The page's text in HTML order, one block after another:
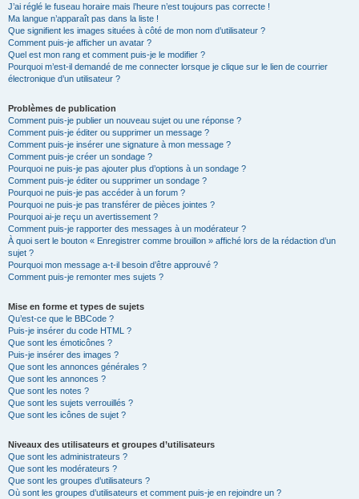
J’ai réglé le fuseau horaire mais l’heure n’est toujours pas correcte !
Ma langue n’apparaît pas dans la liste !
Que signifient les images situées à côté de mon nom d’utilisateur ?
Comment puis-je afficher un avatar ?
Quel est mon rang et comment puis-je le modifier ?
Pourquoi m’est-il demandé de me connecter lorsque je clique sur le lien de courrier
électronique d’un utilisateur ?
Problèmes de publication
Comment puis-je publier un nouveau sujet ou une réponse ?
Comment puis-je éditer ou supprimer un message ?
Comment puis-je insérer une signature à mon message ?
Comment puis-je créer un sondage ?
Pourquoi ne puis-je pas ajouter plus d’options à un sondage ?
Comment puis-je éditer ou supprimer un sondage ?
Pourquoi ne puis-je pas accéder à un forum ?
Pourquoi ne puis-je pas transférer de pièces jointes ?
Pourquoi ai-je reçu un avertissement ?
Comment puis-je rapporter des messages à un modérateur ?
À quoi sert le bouton « Enregistrer comme brouillon » affiché lors de la rédaction d’un
sujet ?
Pourquoi mon message a-t-il besoin d’être approuvé ?
Comment puis-je remonter mes sujets ?
Mise en forme et types de sujets
Qu’est-ce que le BBCode ?
Puis-je insérer du code HTML ?
Que sont les émoticônes ?
Puis-je insérer des images ?
Que sont les annonces générales ?
Que sont les annonces ?
Que sont les notes ?
Que sont les sujets verrouillés ?
Que sont les icônes de sujet ?
Niveaux des utilisateurs et groupes d’utilisateurs
Que sont les administrateurs ?
Que sont les modérateurs ?
Que sont les groupes d’utilisateurs ?
Où sont les groupes d’utilisateurs et comment puis-je en rejoindre un ?